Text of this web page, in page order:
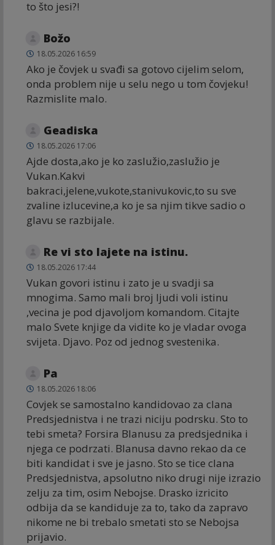
to što jesi?!
Božo
18.05.2026 16:59
Ako je čovjek u svađi sa gotovo cijelim selom,
onda problem nije u selu nego u tom čovjeku!
Razmislite malo.
Geadiska
18.05.2026 17:06
Ajde dosta,ako je ko zaslužio,zaslužio je
Vukan.Kakvi
bakraci,jelene,vukote,stanivukovic,to su sve
zvaline izlucevine,a ko je sa njim tikve sadio o
glavu se razbijale.
Re vi sto lajete na istinu.
18.05.2026 17:44
Vukan govori istinu i zato je u svadji sa
mnogima. Samo mali broj ljudi voli istinu
,vecina je pod djavoljom komandom. Citajte
malo Svete knjige da vidite ko je vladar ovoga
svijeta. Djavo. Poz od jednog svestenika.
Pa
18.05.2026 18:06
Covjek se samostalno kandidovao za clana
Predsjednistva i ne trazi niciju podrsku. Sto to
tebi smeta? Forsira Blanusu za predsjednika i
njega ce podrzati. Blanusa davno rekao da ce
biti kandidat i sve je jasno. Sto se tice clana
Predsjednistva, apsolutno niko drugi nije izrazio
zelju za tim, osim Nebojse. Drasko izricito
odbija da se kandiduje za to, tako da zapravo
nikome ne bi trebalo smetati sto se Nebojsa
prijavio.